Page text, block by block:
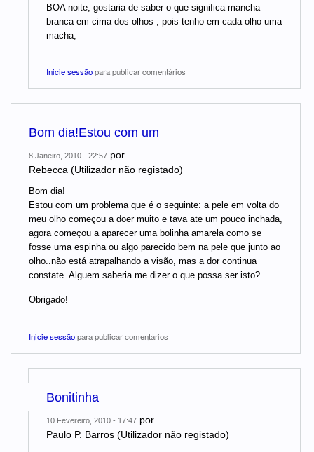
BOA noite, gostaria de saber o que significa mancha
branca em cima dos olhos , pois tenho em cada olho uma
macha,
Inicie sessãopara publicar comentários
Bom dia!Estou com um
8 Janeiro, 2010 - 22:57 por
Rebecca (Utilizador não registado)
Bom dia!
Estou com um problema que é o seguinte: a pele em volta do
meu olho começou a doer muito e tava ate um pouco inchada,
agora começou a aparecer uma bolinha amarela como se
fosse uma espinha ou algo parecido bem na pele que junto ao
olho..não está atrapalhando a visão, mas a dor continua
constate. Alguem saberia me dizer o que possa ser isto?
Obrigado!
Inicie sessãopara publicar comentários
Bonitinha
10 Fevereiro, 2010 - 17:47 por
Paulo P. Barros (Utilizador não registado)